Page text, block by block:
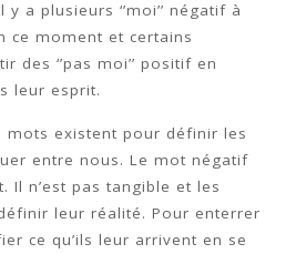
y a plusieurs ‘’moi’’ négatif à
ce moment et certains
des ‘’pas moi’’ positif en
leur esprit.
mots existent pour définir les
entre nous. Le mot négatif
Il n’est pas tangible et les
leur réalité. Pour enterrer
ce qu’ils leur arrivent en se